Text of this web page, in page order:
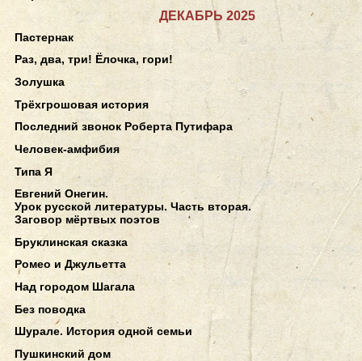
ДЕКАБРЬ 2025
Пастернак
Раз, два, три! Ёлочка, гори!
Золушка
Трёхгрошовая история
Последний звонок Роберта Путифара
Человек-амфибия
Типа Я
Евгений Онегин.
Урок русской литературы. Часть вторая.
Заговор мёртвых поэтов
Бруклинская сказка
Ромео и Джульетта
Над городом Шагала
Без поводка
Шурале. История одной семьи
Пушкинский дом